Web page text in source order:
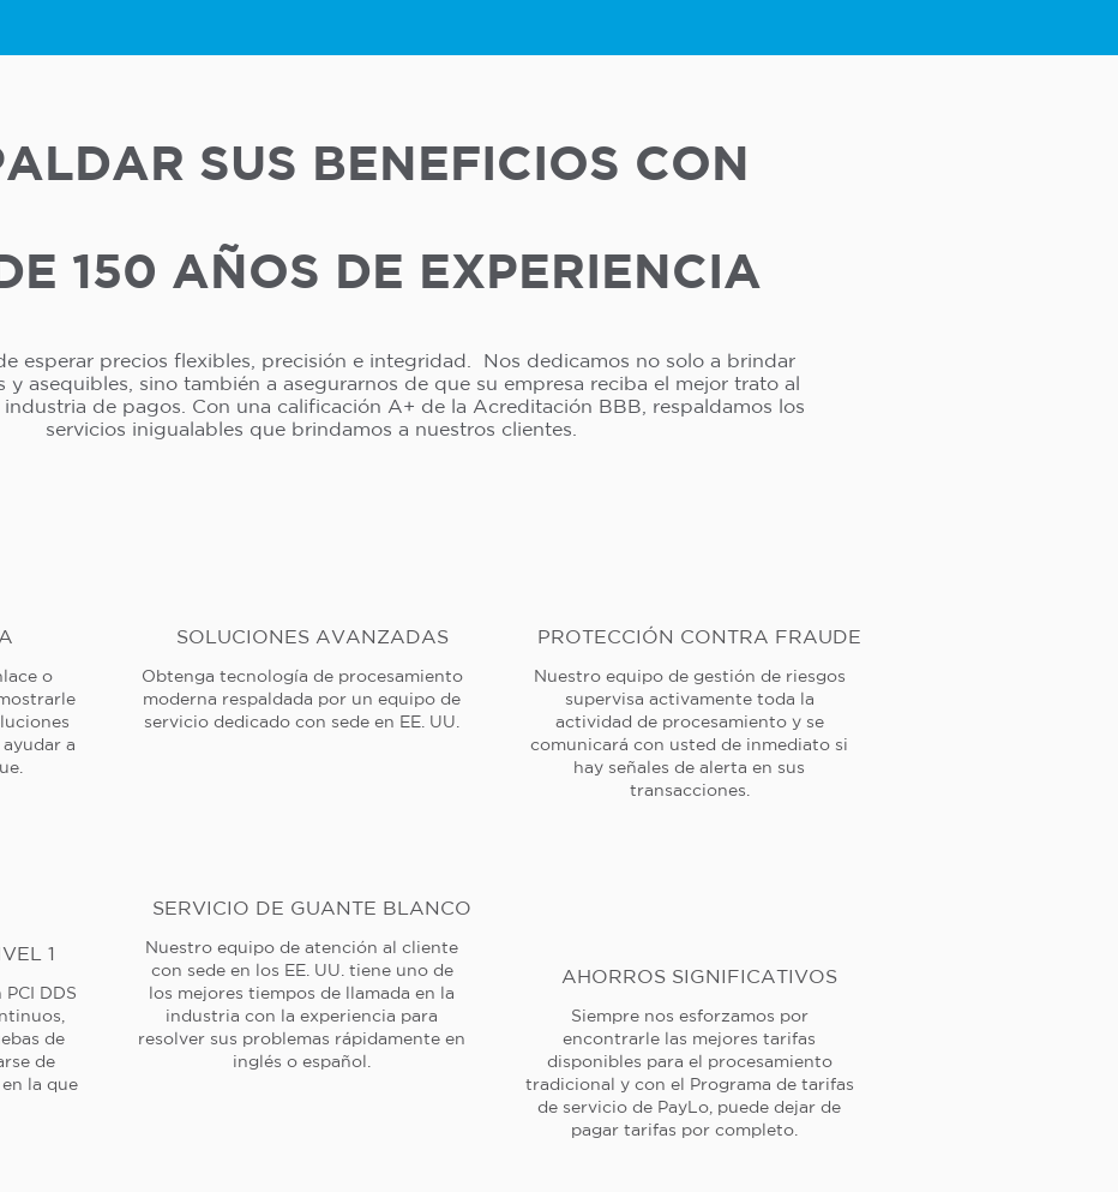
SUS BENEFICIOS CON
150 AÑOS DE EXPERIENCIA
esperar precios flexibles, precisión e integridad. Nos dedicamos no solo a brindar
y asequibles, sino también a asegurarnos de que su empresa reciba el mejor trato al
de pagos. Con una calificación A+ de la Acreditación BBB, respaldamos los
servicios inigualables que brindamos a nuestros clientes.
o
a
1
DDS
de
de
la que
SOLUCIONES AVANZADAS
Obtenga tecnología de procesamiento
moderna respaldada por un equipo de
servicio dedicado con sede en EE. UU.
SERVICIO DE GUANTE BLANCO
Nuestro equipo de atención al cliente
con sede en los EE. UU. tiene uno de
los mejores tiempos de llamada en la
industria con la experiencia para
resolver sus problemas rápidamente en
inglés o español.
PROTECCIÓN CONTRA FRAUDE
Nuestro equipo de gestión de riesgos
supervisa activamente toda la
actividad de procesamiento y se
comunicará con usted de inmediato si
hay señales de alerta en sus
transacciones.
AHORROS SIGNIFICATIVOS
Siempre nos esforzamos por
encontrarle las mejores tarifas
disponibles para el procesamiento
tradicional y con el Programa de tarifas
de servicio de PayLo, puede dejar de
pagar tarifas por completo.